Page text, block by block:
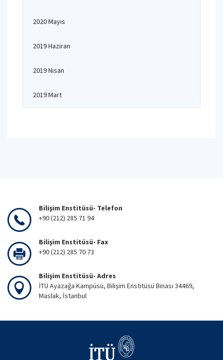
2020 Mayıs
2019 Haziran
2019 Nisan
2019 Mart
Bilişim Enstitüsü- Telefon
+90 (212) 285 71 94
Bilişim Enstitüsü- Fax
+90 (212) 285 70 73
Bilişim Enstitüsü- Adres
İTÜ Ayazağa Kampüsü, Bilişim Enstitüsü Binası 34469,
Maslak, İstanbul